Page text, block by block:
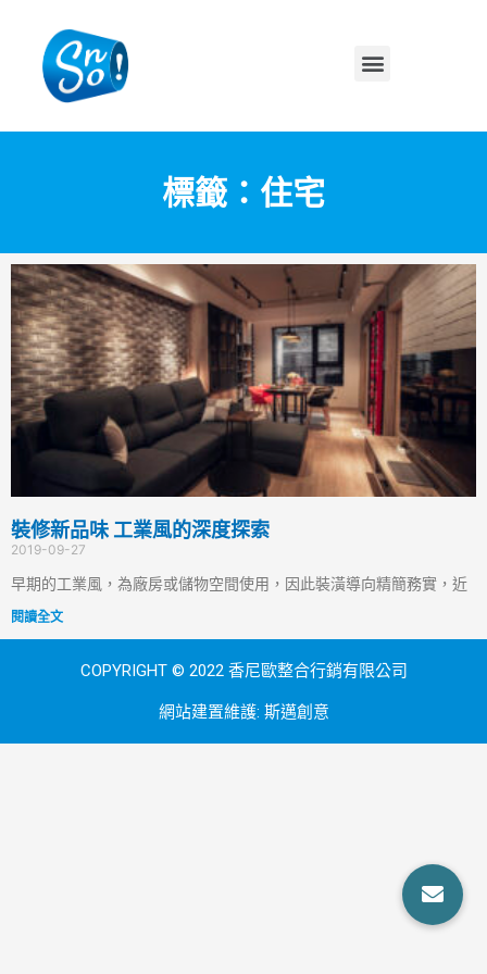
標籤：住宅
裝修新品味 工業風的深度探索
2019-09-27
早期的工業風，為廠房或儲物空間使用，因此裝潢導向精簡務實，近
閱讀全文
COPYRIGHT © 2022 香尼歐整合行銷有限公司
網站建置維護: 斯邁創意